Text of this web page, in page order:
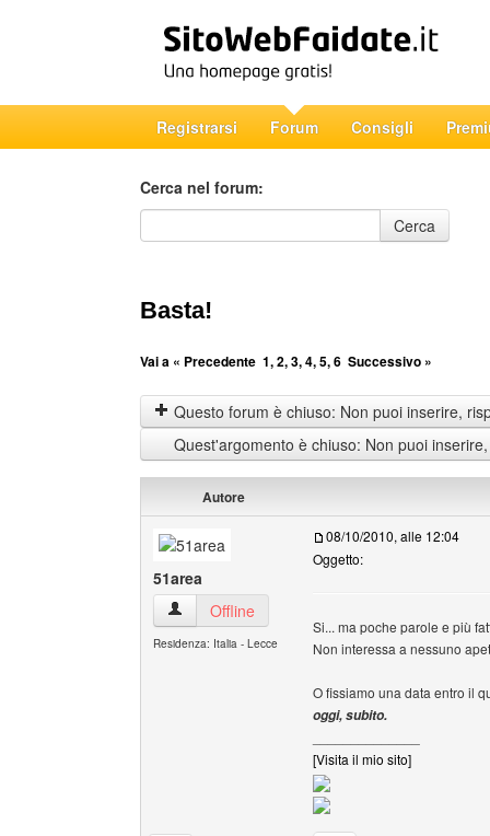
Registrarsi Forum Consigli
Cerca nel forum:
Cerca nel forum
Cerca
Basta!
Vai a « Precedente 1,2,3,4,5,6 Successivo »
Questo forum è chiuso: Non puoi inserire,
Quest'argomento è chiuso: Non puoi
Autore
51area
51area Profilo
Offline
Residenza: Italia - Lecce
08/10/2010, alle 12:04
Oggetto:
Si... ma poche parole e più
Non interessa a nessuno
O fissiamo una data entro il
oggi, subito.
[Visita il mio sito]